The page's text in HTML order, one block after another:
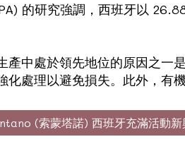
的研究強調，西班牙以
產中處於領先地位的原因之一
化處理以避免損失。此外，有
(索蒙塔諾) 西班牙充滿活動新